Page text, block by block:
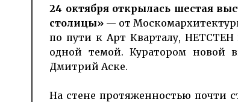
24 октября открылась шестая
столицы» — от
по пути к Арт Кварталу, НЕТСТЕН
одной темой. Куратором новой
Дмитрий Аске.
На стене протяженностью почти